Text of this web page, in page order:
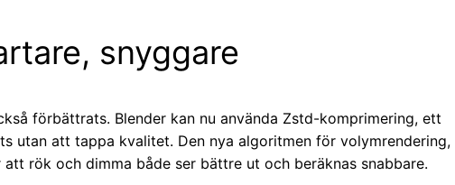
snyggare
förbättrats. Blender kan nu använda Zstd-komprimering, ett
utan att tappa kvalitet. Den nya algoritmen för volymrendering,
att rök och dimma både ser bättre ut och beräknas snabbare.